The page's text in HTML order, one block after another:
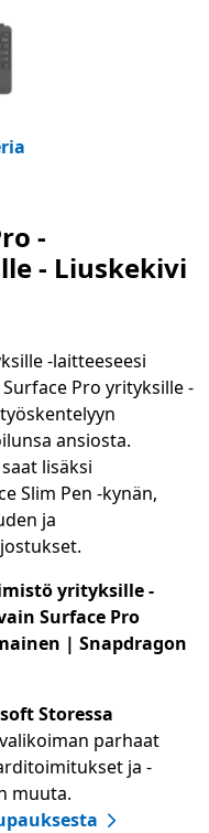
-
- Liuskekivi
-laitteeseesi
Pro yrityksille -
ansiosta.
lisäksi
Slim Pen -kynän,
ja
yrityksille -
Surface Pro
| Snapdragon
Storessa
parhaat
ja -
muuta.